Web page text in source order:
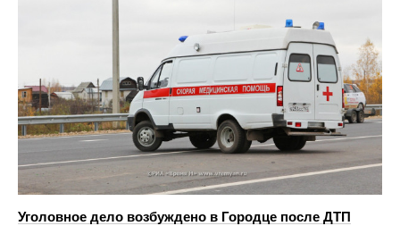
Уголовное дело возбуждено в Городце после ДТП